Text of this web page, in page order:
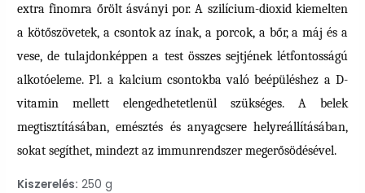
extra finomra őrölt ásványi por. A szilícium-dioxid kiemelten
a kötőszövetek, a csontok az ínak, a porcok, a bőr, a máj és a
vese, de tulajdonképpen a test összes sejtjének létfontosságú
alkotóeleme. Pl. a kalcium csontokba való beépüléshez a D-
vitamin mellett elengedhetetlenül szükséges. A belek
megtisztításában, emésztés és anyagcsere helyreállításában,
sokat segíthet, mindezt az immunrendszer megerősödésével.
Kiszerelés: 250 g